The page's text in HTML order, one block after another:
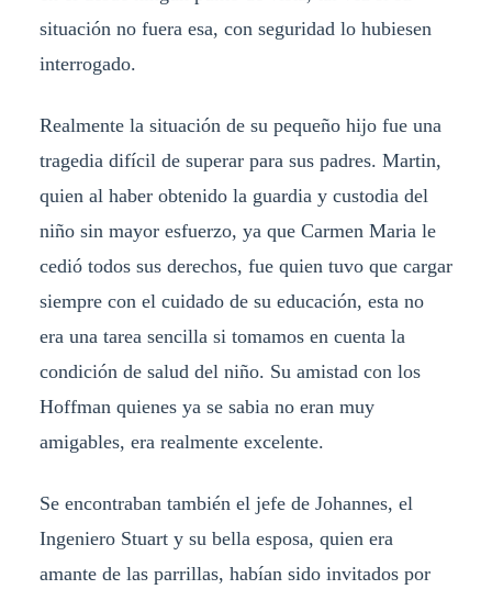
situación no fuera esa, con seguridad lo hubiesen
interrogado.
Realmente la situación de su pequeño hijo fue una
tragedia difícil de superar para sus padres. Martin,
quien al haber obtenido la guardia y custodia del
niño sin mayor esfuerzo, ya que Carmen Maria le
cedió todos sus derechos, fue quien tuvo que cargar
siempre con el cuidado de su educación, esta no
era una tarea sencilla si tomamos en cuenta la
condición de salud del niño. Su amistad con los
Hoffman quienes ya se sabia no eran muy
amigables, era realmente excelente.
Se encontraban también el jefe de Johannes, el
Ingeniero Stuart y su bella esposa, quien era
amante de las parrillas, habían sido invitados por